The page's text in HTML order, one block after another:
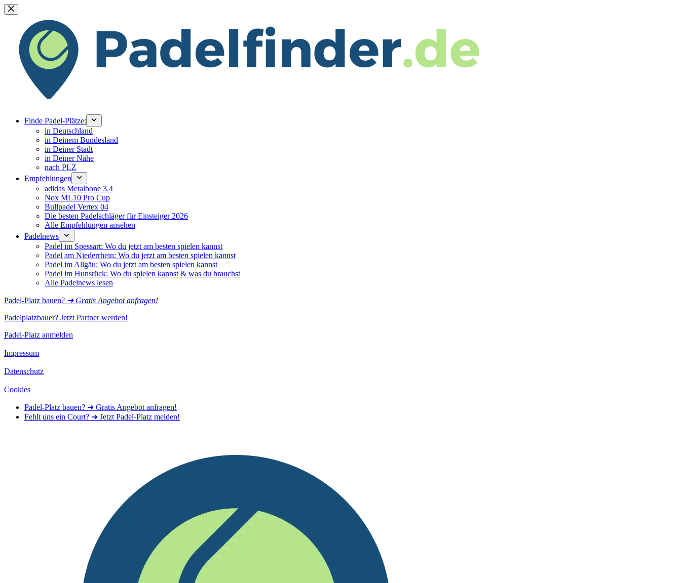
Zum
Inhalt
springen
Finde Padel-Plätze:
in Deutschland
in Deinem Bundesland
in Deiner Stadt
in Deiner Nähe
nach PLZ
Empfehlungen
adidas Metalbone 3.4
Nox ML10 Pro Cup
Bullpadel Vertex 04
Die besten Padelschläger für Einsteiger 2026
Alle Empfehlungen ansehen
Padelnews
Padel im Spessart: Wo du jetzt am besten spielen kannst
Padel am Niederrhein: Wo du jetzt am besten spielen kannst
Padel im Allgäu: Wo du jetzt am besten spielen kannst
Padel im Hunsrück: Wo du spielen kannst & was du brauchst
Alle Padelnews lesen
Padel-Platz bauen? ➜ Gratis Angebot anfragen!
Padelplatzbauer? Jetzt Partner werden!
Padel-Platz anmelden
Impressum
Datenschutz
Cookies
Padel-Platz bauen? ➜ Gratis Angebot anfragen!
Fehlt uns ein Court? ➜ Jetzt Padel-Platz melden!